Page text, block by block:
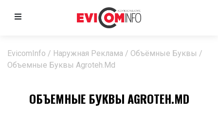
EvicomInfo / Наружная Реклама / Объёмные Буквы /
Объемные Буквы Agroteh.md
ОБЪЕМНЫЕ БУКВЫ AGROTEH.MD